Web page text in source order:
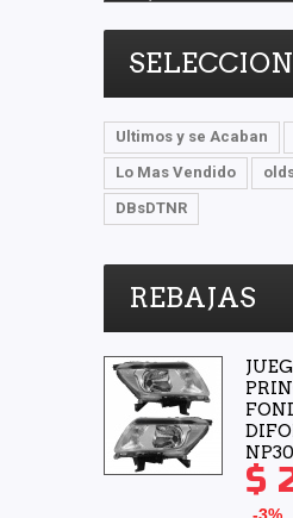
Ultimos y se Acaban
Lo Mas Vendido
DBsDTNR
REBAJAS
$